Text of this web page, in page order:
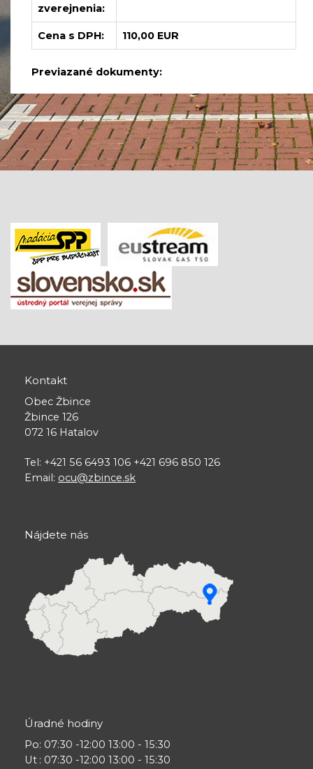
zverejnenia:
Cena s DPH: 110,00 EUR
Previazané dokumenty:
Kontakt
Obec Žbince
Žbince 126
072 16 Hatalov
Tel: +421 56 6493 106 +421 696 850 126
Email: ocu@zbince.sk
Nájdete nás
Úradné hodiny
Po
Ut
: 07:30 -12:00 13:00 - 15:30
: 07:30 -12:00 13:00 - 15:30